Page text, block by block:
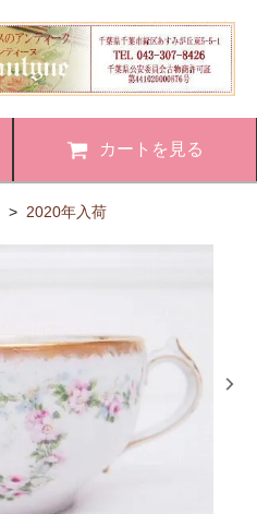
カートを見る
> 2020年入荷